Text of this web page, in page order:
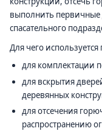
выполнить
спасательного
Для чего
для комплектации
для вскрытия
деревянных
для отсечения
распространению